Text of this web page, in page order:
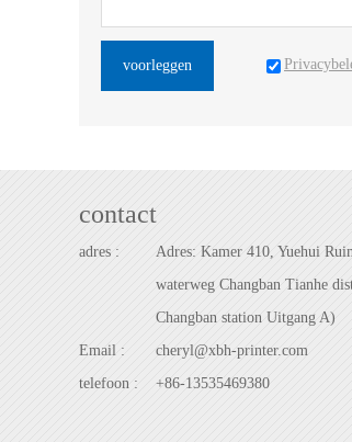
voorleggen
contact
adres :
Adres: Kamer 410, Yuehui
waterweg Changban Tianhe
Changban station Uitgang A)
Email :
cheryl@xbh-printer.com
telefoon :
+86-13535469380